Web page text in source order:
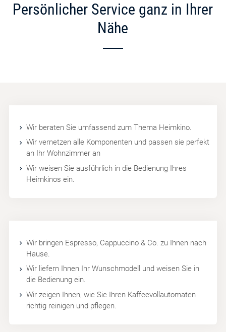
Persönlicher Service ganz in Ihrer
Nähe
Wir beraten Sie umfassend zum Thema Heimkino.
Wir vernetzen alle Komponenten und passen sie perfekt
an Ihr Wohnzimmer an
Wir weisen Sie ausführlich in die Bedienung Ihres
Heimkinos ein.
Wir bringen Espresso, Cappuccino & Co. zu Ihnen nach
Hause.
Wir liefern Ihnen Ihr Wunschmodell und weisen Sie in
die Bedienung ein.
Wir zeigen Ihnen, wie Sie Ihren Kaffeevollautomaten
richtig reinigen und pflegen.